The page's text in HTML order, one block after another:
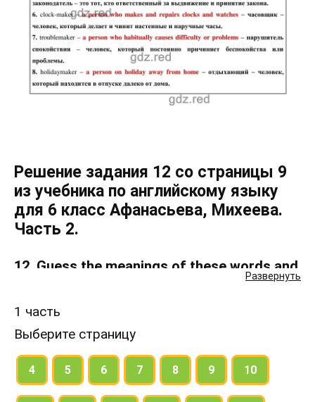
Развернуть
Решение задания 12 со страницы 9
из учебника по английскому языку
для 6 класс Афанасьева, Михеева.
Часть 2.
12. Guess the meanings of these words and
check yourselves. See the vocabulary at the
end of the textbook.
1 часть
Выберите страницу
4 5 6 7 8 9 10